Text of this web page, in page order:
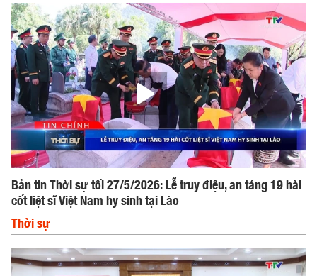
Bản tin Thời sự tối 27/5/2026: Lễ truy điệu, an táng 19 hài
cốt liệt sĩ Việt Nam hy sinh tại Lào
Thời sự